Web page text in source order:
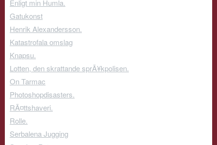
Enligt min Humla.
Gatukonst
Henrik Alexandersson.
Katastrofala omslag
Knapsu.
Lotten, den skrattande sprÃ¥kpolisen.
On Tarmac
Photoshopdisasters.
RÃ¤ttshaveri.
Rolle.
Serbalena Jugging